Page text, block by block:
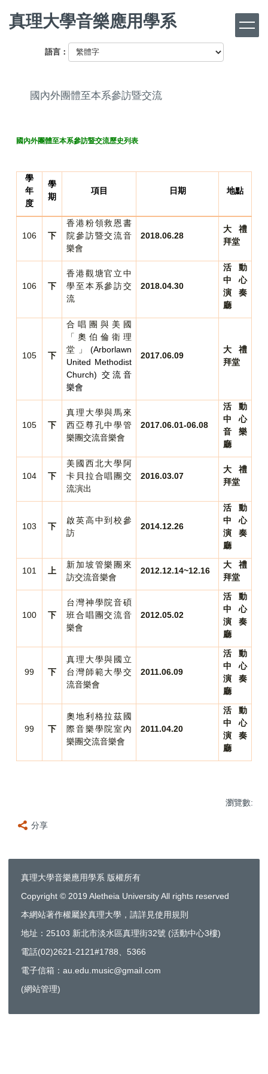
真理大學音樂應用學系
語言：
國內外團體至本系參訪暨交流
國內外團體至本系參訪暨交流歷史列表
學
年
度
學
期
項目 日期 地點
106 下
香港粉領救恩書
院參訪暨交流音
樂會
2018.06.28
大禮
拜堂
106 下
香港觀塘官立中
學至本系參訪交
流
2018.04.30
活動
中心
演奏
廳
105 下
合唱團與美國
「奧伯倫衛理
堂」 (Arborlawn
United Methodist
Church)交流音
樂會
2017.06.09
大禮
拜堂
105 下
真理大學與馬來
西亞尊孔中學管
樂團交流音樂會
2017.06.01-06.08
活動
中心
音樂
廳
104 下
美國西北大學阿
卡貝拉合唱團交
流演出
2016.03.07
大禮
拜堂
103 下
啟英高中到校參
訪
2014.12.26
活動
中心
演奏
廳
101 上
新加坡管樂團來
訪交流音樂會
2012.12.14~12.16
大禮
拜堂
100 下
台灣神學院音碩
班合唱團交流音
樂會
2012.05.02
活動
中心
演奏
廳
99 下
真理大學與國立
台灣師範大學交
流音樂會
2011.06.09
活動
中心
演奏
廳
99 下
奧地利格拉茲國
際音樂學院室內
樂團交流音樂會
2011.04.20
活動
中心
演奏
廳
瀏覽數:
分享
真理大學音樂應用學系 版權所有
Copyright © 2019 Aletheia University All rights reserved
本網站著作權屬於真理大學，請詳見使用規則
地址：25103 新北市淡水區真理街32號 (活動中心3樓)
電話(02)2621-2121#1788、5366
電子信箱：au.edu.music@gmail.com
(網站管理)